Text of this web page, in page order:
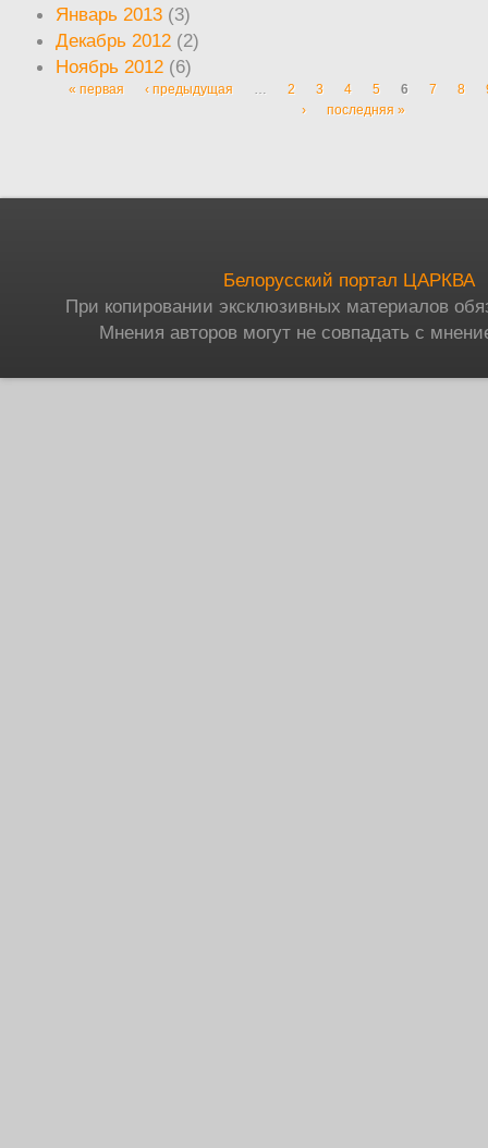
Январь 2013 (3)
Декабрь 2012 (2)
Ноябрь 2012 (6)
Страницы
« первая ‹ предыдущая … 2 3 4 5 6 7 8
›
последняя »
Белорусский портал ЦАРКВА
При копировании эксклюзивных материалов
Мнения авторов могут не совпадать с